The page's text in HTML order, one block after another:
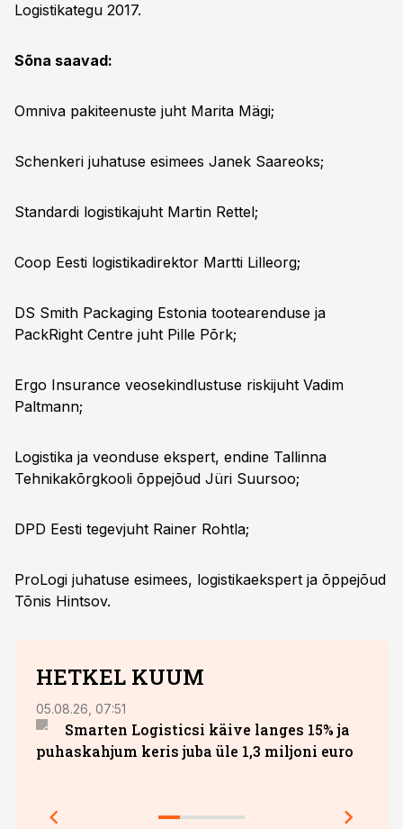
Logistikategu 2017.
Sõna saavad:
Omniva pakiteenuste juht Marita Mägi;
Schenkeri juhatuse esimees Janek Saareoks;
Standardi logistikajuht Martin Rettel;
Coop Eesti logistikadirektor Martti Lilleorg;
DS Smith Packaging Estonia tootearenduse ja
PackRight Centre juht Pille Põrk;
Ergo Insurance veosekindlustuse riskijuht Vadim
Paltmann;
Logistika ja veonduse ekspert, endine Tallinna
Tehnikakõrgkooli õppejõud Jüri Suursoo;
DPD Eesti tegevjuht Rainer Rohtla;
ProLogi juhatuse esimees, logistikaekspert ja õppejõud
Tõnis Hintsov.
HETKEL KUUM
05.08.26, 07:51
Smarten Logisticsi käive langes 15% ja
puhaskahjum keris juba üle 1,3 miljoni euro